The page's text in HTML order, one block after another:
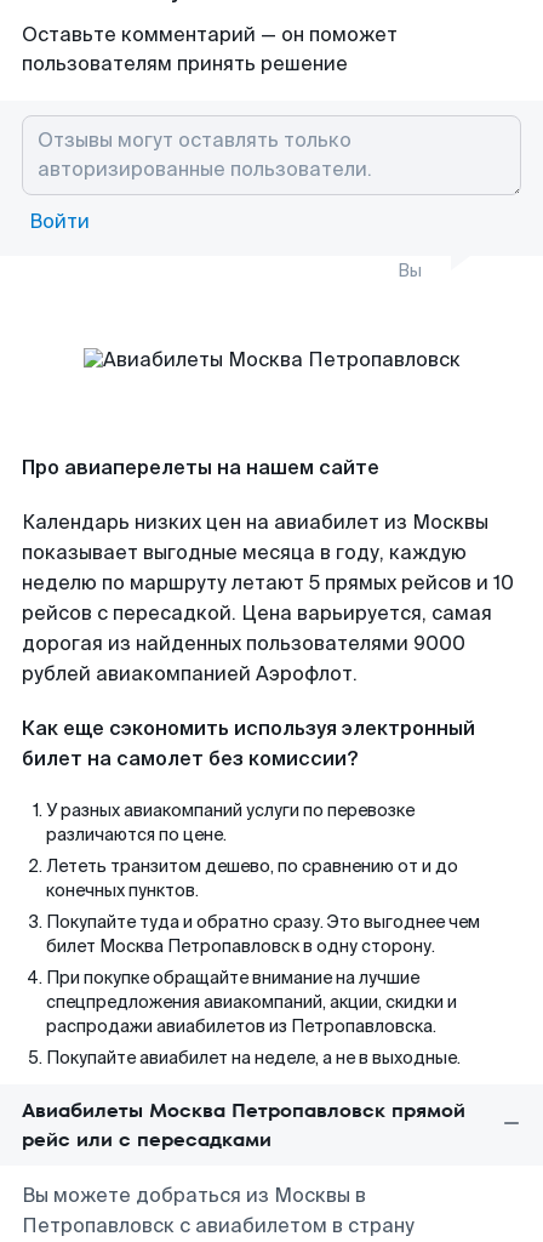
Оставьте комментарий — он поможет
пользователям принять решение
Войти
Вы
Про авиаперелеты на нашем сайте
Календарь низких цен на авиабилет из Москвы
показывает выгодные месяца в году, каждую
неделю по маршруту летают 5 прямых рейсов и 10
рейсов с пересадкой. Цена варьируется, самая
дорогая из найденных пользователями 9000
рублей авиакомпанией Аэрофлот.
Как еще сэкономить используя электронный
билет на самолет без комиссии?
У разных авиакомпаний услуги по перевозке
различаются по цене.
Лететь транзитом дешево, по сравнению от и до
конечных пунктов.
Покупайте туда и обратно сразу. Это выгоднее чем
билет Москва Петропавловск в одну сторону.
При покупке обращайте внимание на лучшие
спецпредложения авиакомпаний, акции, скидки и
распродажи авиабилетов из Петропавловска.
Покупайте авиабилет на неделе, а не в выходные.
Авиабилеты Москва Петропавловск прямой
рейс или с пересадками
Вы можете добраться из Москвы в
Петропавловск с авиабилетом в страну